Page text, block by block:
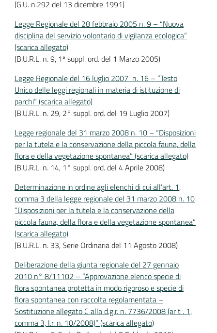
(G.U. n.292 del 13 dicembre 1991)
Legge Regionale del 28 febbraio 2005 n. 9 – “Nuova
disciplina del servizio volontario di vigilanza ecologica”
(scarica allegato)
(B.U.R.L. n. 9, 1º suppl. ord. del 1 Marzo 2005)
Legge Regionale del 16 luglio 2007 n. 16 – “Testo
Unico delle leggi regionali in materia di istituzione di
parchi” (scarica allegato)
(B.U.R.L. n. 29, 2° suppl. ord. del 19 Luglio 2007)
Legge regionale del 31 marzo 2008 n. 10 – “Disposizioni
per la tutela e la conservazione della piccola fauna, della
flora e della vegetazione spontanea” (scarica allegato)
(B.U.R.L. n. 14, 1° suppl. ord. del 4 Aprile 2008)
Determinazione in ordine agli elenchi di cui all’art. 1,
comma 3 della legge regionale del 31 marzo 2008 n. 10
“Disposizioni per la tutela e la conservazione della
piccola fauna, della flora e della vegetazione spontanea”
(scarica allegato)
(B.U.R.L. n. 33, Serie Ordinaria del 11 Agosto 2008)
Deliberazione della giunta regionale del 27 gennaio
2010 n° 8/11102 – “Approvazione elenco specie di
flora spontanea protetta in modo rigoroso e specie di
flora spontanea con raccolta regolamentata –
Sostituzione allegato C alla d.g.r. n. 7736/2008 (ar t . 1,
comma 3, l.r. n. 10/2008)” (scarica allegato)